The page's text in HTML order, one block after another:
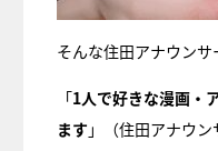
そんな住田アナウン
「1人で好きな漫画・
ます 」（住田アナウン